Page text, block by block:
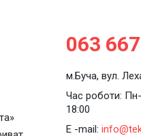
063
м.Буча, вул.
Час роботи:
18:00
E -mail: